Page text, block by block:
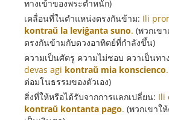
ทางเข้าของพระตำหนัก)
เคลื่อนที่ในตำแหน่งตรงกันข้าม: Ili
kontraŭ la leviĝanta suno. (พวกเข
ตรงกันข้ามกับดวงอาทิตย์ที่กำลังขึ้น)
ความเป็นศัตรู ความไม่ชอบ ควาเป็นทา
devas agi kontraŭ mia konscienco.
ต่อมโนธรรมของตัวเอง)
สิ่งที่ให้หรือได้รับจากการแลกเปลี่ยน: Ili
kontraŭ kontanta pago. (พวกเขาใ